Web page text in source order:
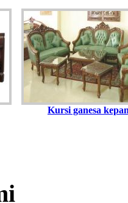
Kursi ganesa